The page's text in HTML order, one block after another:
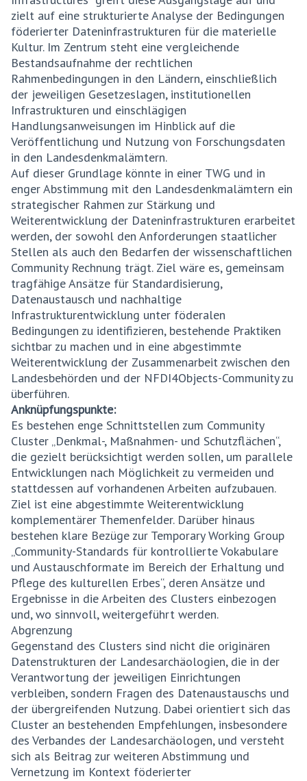
zielt auf eine strukturierte Analyse der Bedingungen
föderierter Dateninfrastrukturen für die materielle
Kultur. Im Zentrum steht eine vergleichende
Bestandsaufnahme der rechtlichen
Rahmenbedingungen in den Ländern, einschließlich
der jeweiligen Gesetzeslagen, institutionellen
Infrastrukturen und einschlägigen
Handlungsanweisungen im Hinblick auf die
Veröffentlichung und Nutzung von Forschungsdaten
in den Landesdenkmalämtern.
Auf dieser Grundlage könnte in einer TWG und in
enger Abstimmung mit den Landesdenkmalämtern ein
strategischer Rahmen zur Stärkung und
Weiterentwicklung der Dateninfrastrukturen erarbeitet
werden, der sowohl den Anforderungen staatlicher
Stellen als auch den Bedarfen der wissenschaftlichen
Community Rechnung trägt. Ziel wäre es, gemeinsam
tragfähige Ansätze für Standardisierung,
Datenaustausch und nachhaltige
Infrastrukturentwicklung unter föderalen
Bedingungen zu identifizieren, bestehende Praktiken
sichtbar zu machen und in eine abgestimmte
Weiterentwicklung der Zusammenarbeit zwischen den
Landesbehörden und der NFDI4Objects-Community zu
überführen.
Anknüpfungspunkte:
Es bestehen enge Schnittstellen zum Community
Cluster „Denkmal-, Maßnahmen- und Schutzflächen“,
die gezielt berücksichtigt werden sollen, um parallele
Entwicklungen nach Möglichkeit zu vermeiden und
stattdessen auf vorhandenen Arbeiten aufzubauen.
Ziel ist eine abgestimmte Weiterentwicklung
komplementärer Themenfelder. Darüber hinaus
bestehen klare Bezüge zur Temporary Working Group
„Community-Standards für kontrollierte Vokabulare
und Austauschformate im Bereich der Erhaltung und
Pflege des kulturellen Erbes“, deren Ansätze und
Ergebnisse in die Arbeiten des Clusters einbezogen
und, wo sinnvoll, weitergeführt werden.
Abgrenzung
Gegenstand des Clusters sind nicht die originären
Datenstrukturen der Landesarchäologien, die in der
Verantwortung der jeweiligen Einrichtungen
verbleiben, sondern Fragen des Datenaustauschs und
der übergreifenden Nutzung. Dabei orientiert sich das
Cluster an bestehenden Empfehlungen, insbesondere
des Verbandes der Landesarchäologen, und versteht
sich als Beitrag zur weiteren Abstimmung und
Vernetzung im Kontext föderierter